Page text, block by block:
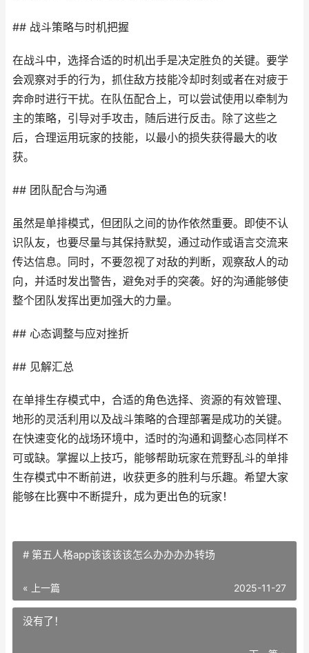
## 战斗策略与时机把握
在战斗中，选择合适的时机出手是决定胜负的关键。要学
会观察对手的行为，抓住敌方技能冷却时刻或者在对疲于
奔命时进行干扰。在队伍配合上，可以尝试使用以牵制为
主的策略，引导对手攻击，随后进行反击。除了这些之
后，合理运用玩家的技能，以最小的损失获得最大的收
获。
## 团队配合与沟通
虽然是单排模式，但团队之间的协作依然重要。即使不认
识队友，也要尽量与其保持默契，通过动作或语言交流来
传达信息。同时，不要忽视了对敌的判断，观察敌人的动
向，并适时发出警告，避免对手的突袭。好的沟通能够使
整个团队发挥出更加强大的力量。
## 心态调整与应对挫折
## 见解汇总
在单排生存模式中，合适的角色选择、资源的有效管理、
地形的灵活利用以及战斗策略的合理部署是成功的关键。
在快速变化的战场环境中，适时的沟通和调整心态同样不
可或缺。掌握以上技巧，能够帮助玩家在荒野乱斗的单排
生存模式中不断前进，收获更多的胜利与乐趣。希望大家
能够在比赛中不断提升，成为更出色的玩家！
# 第五人格app该该该该怎么办办办办转场
« 上一篇 2025-11-27
没有了！